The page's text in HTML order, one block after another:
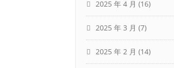
2025 年 4 月 (16)
2025 年 3 月 (7)
2025 年 2 月 (14)